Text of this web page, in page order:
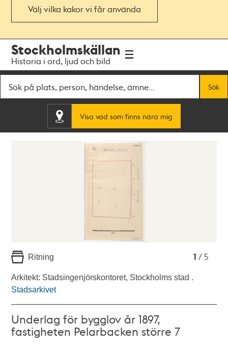
Välj vilka kakor vi får använda
navigationen
huvudinnehållet
Stockholmskällan
Historia i ord, ljud och bild
Sök
Visa vad som finns nära mig
1 / 5
Ritning
Arkitekt: Stadsingenjörskontoret, Stockholms stad .
Stadsarkivet
Underlag för bygglov år 1897,
fastigheten Pelarbacken större 7